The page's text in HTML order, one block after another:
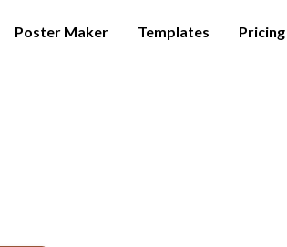
Poster Maker Templates Pricing